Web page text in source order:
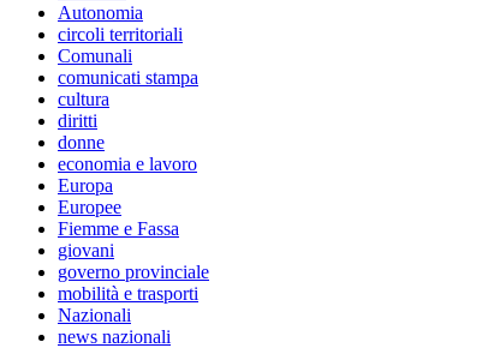
Autonomia
circoli territoriali
Comunali
comunicati stampa
cultura
diritti
donne
economia e lavoro
Europa
Europee
Fiemme e Fassa
giovani
governo provinciale
mobilità e trasporti
Nazionali
news nazionali